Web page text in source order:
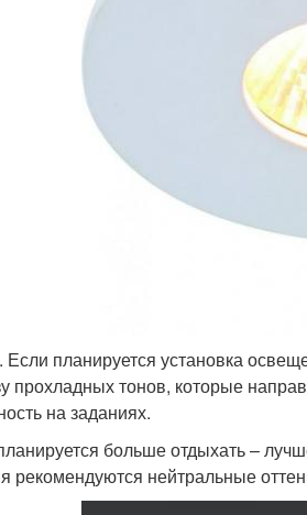
Если планируется установка
прохладных тонов, которые
на заданиях.
больше отдыхать –
рекомендуются нейтральные